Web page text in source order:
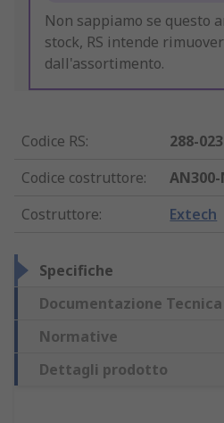
Non sappiamo se questo
stock, RS intende
dall'assortimento.
Codice RS:
288-
Codice costruttore:
Costruttore: Extech
Specifiche
Documentazione Tecnica
Normative
Dettagli prodotto